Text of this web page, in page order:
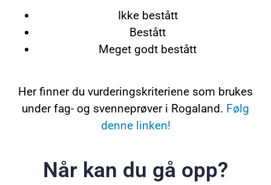
Ikke bestått
Bestått
Meget godt bestått
Her finner du vurderingskriteriene som brukes
under fag- og svenneprøver i Rogaland. Følg
denne linken!
Når kan du gå opp?